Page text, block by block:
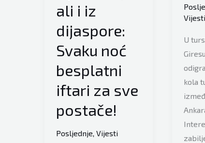
ali i iz
dijaspore:
Svaku noć
besplatni
iftari za sve
postače!
Posljednje Vijesti
Vijesti
U
kola